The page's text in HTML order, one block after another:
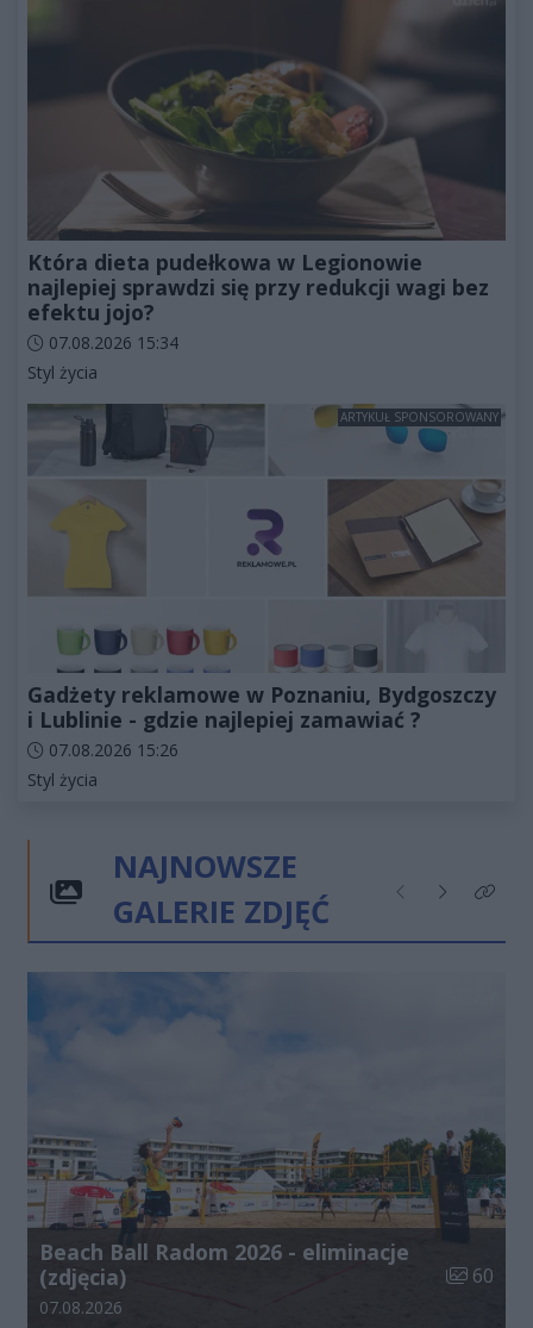
Która dieta pudełkowa w Legionowie
najlepiej sprawdzi się przy redukcji wagi bez
efektu jojo?
Data dodania artykułu:
07.08.2026 15:34
Kategorie artykułu:
Styl życia
ARTYKUŁ SPONSOROWANY
Gadżety reklamowe w Poznaniu, Bydgoszczy
i Lublinie - gdzie najlepiej zamawiać ?
Data dodania artykułu:
07.08.2026 15:26
Kategorie artykułu:
Styl życia
NAJNOWSZE
GALERIE ZDJĘĆ
Poprzednie
NastępneKliknij
Beach Ball Radom 2026 - eliminacje
(zdjęcia)
Liczba
60
Data dodania galerii:
07.08.2026